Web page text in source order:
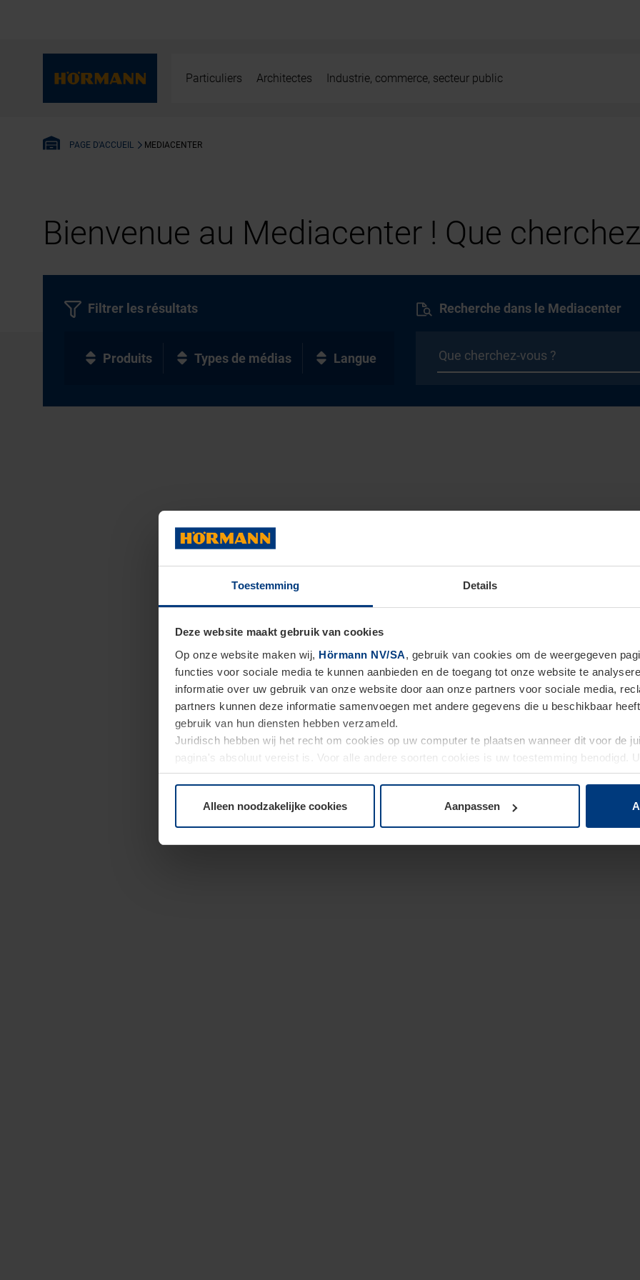
Toestemming Details
Deze website maakt gebruik van cookies
Op onze website maken wij, Hörmann NV/SA, gebruik van cookies om de weergegeven
functies voor sociale media te kunnen aanbieden en de toegang tot onze website te
informatie over uw gebruik van onze website door aan onze partners voor sociale media,
partners kunnen deze informatie samenvoegen met andere gegevens die u beschikbaar
gebruik van hun diensten hebben verzameld.
Juridisch hebben wij het recht om cookies op uw computer te plaatsen wanneer dit voor de
pagina's absoluut vereist is. Voor alle andere soorten cookies is uw toestemming benodigd.
moment bij de uitleg van de cookies op paginaPrivacyverklaringop onze website wijzigen
Alleen noodzakelijke cookies Aanpassen
Particuliers Architectes Industrie, commerce, secteur public
PAGE D'ACCUEIL MEDIACENTER
Bienvenue au Mediacenter ! Que
Recherche dans le Mediacenter
Filtrer les résultats
Produits Types de médias Langue